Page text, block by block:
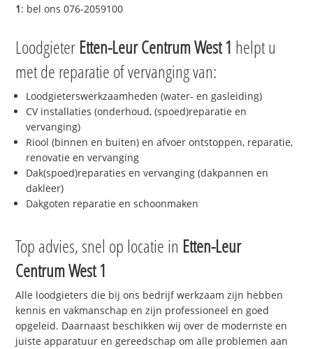
1: bel ons 076-2059100
Loodgieter Etten-Leur Centrum West 1 helpt u
met de reparatie of vervanging van:
Loodgieterswerkzaamheden (water- en gasleiding)
CV installaties (onderhoud, (spoed)reparatie en
vervanging)
Riool (binnen en buiten) en afvoer ontstoppen, reparatie,
renovatie en vervanging
Dak(spoed)reparaties en vervanging (dakpannen en
dakleer)
Dakgoten reparatie en schoonmaken
Top advies, snel op locatie in Etten-Leur
Centrum West 1
Alle loodgieters die bij ons bedrijf werkzaam zijn hebben
kennis en vakmanschap en zijn professioneel en goed
opgeleid. Daarnaast beschikken wij over de modernste en
juiste apparatuur en gereedschap om alle problemen aan